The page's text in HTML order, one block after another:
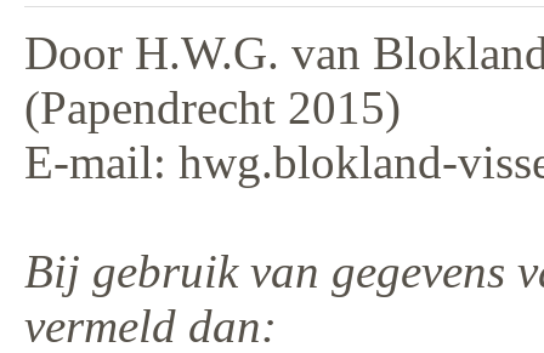
Door H.W.G. van
(Papendrecht 2015)
E-mail: hwg.blokland-
Bij gebruik van gegevens
vermeld dan: